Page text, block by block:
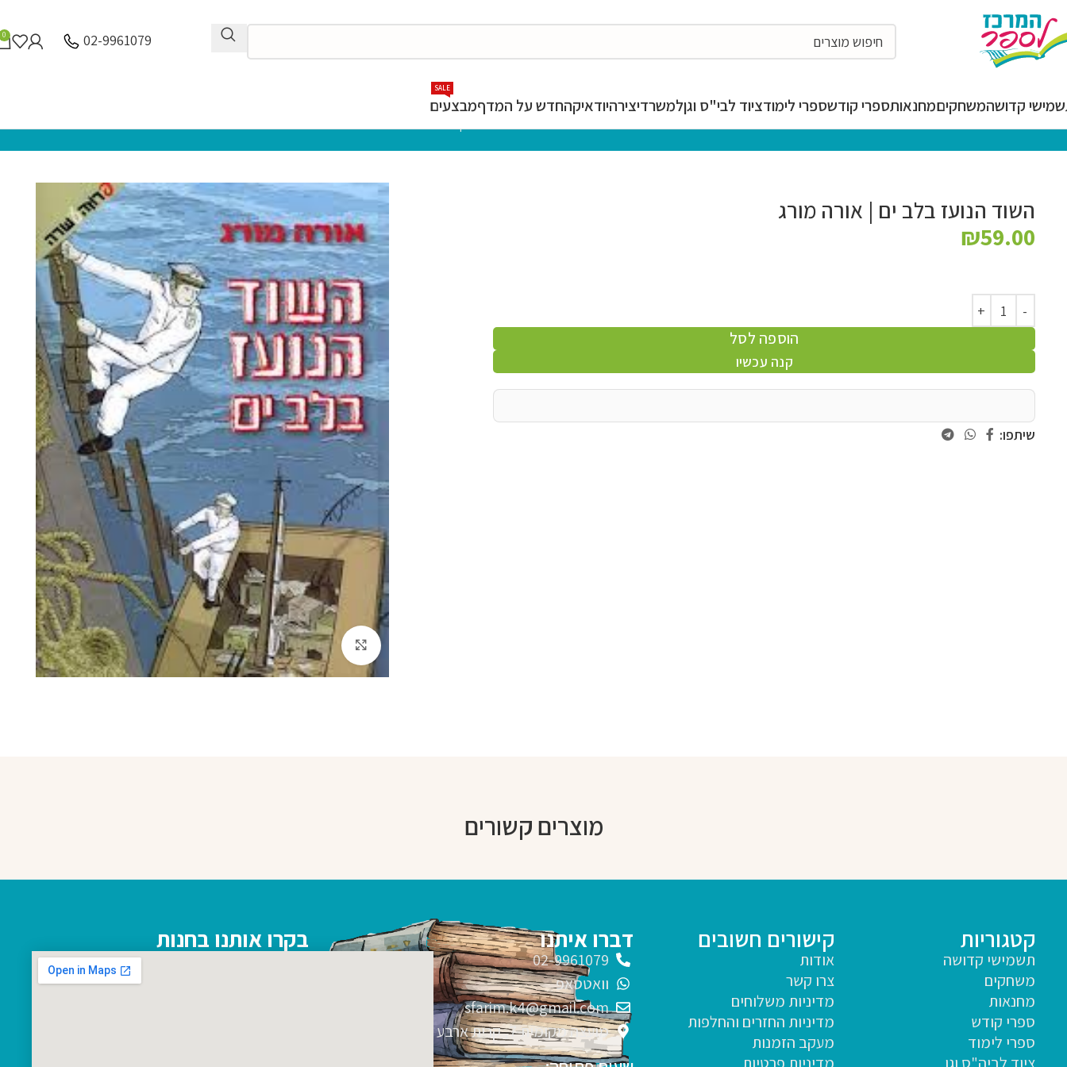
02-9961079
0
קדושהמשחקיםמחנאותספרי קודשספרי לימודציוד לבי"ס וגןלמשרדיצירהיודאיקהחדש על המדףמבצעים
SALE
השוד הנועז בלב ים | אורה מורג
₪59.00
הוספה לסל
קנה עכשיו
שיתפו:
לחץ להגדלה
מוצרים קשורים
קטגוריות
תשמישי קדושה
משחקים
מחנאות
ספרי קודש
ספרי לימוד
קישורים חשובים
אודות
צרו קשר
מדיניות משלוחים
מדיניות החזרים והחלפות
מעקב הזמנות
דברו איתנו
02-9961079
וואטסאפ
sfarim.k4@gmail.com
מועצה מקומית 7, קרית ארבע
בקרו אותנו בחנות